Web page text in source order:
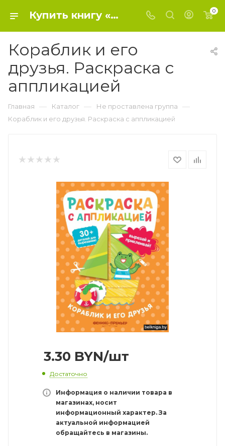
Купить книгу «Кораблик и его друзья. Раскраска с аппликацией» 2022, Хотулев Андрей - Не проставлена группа 0
Кораблик и его
друзья. Раскраска с
аппликацией
Главная — Каталог — Не проставлена группа —
Кораблик и его друзья. Раскраска с аппликацией
3.30 BYN/шт
Достаточно
Информация о наличии товара в
магазинах, носит
информационный характер. За
актуальной информацией
обращайтесь в магазины.